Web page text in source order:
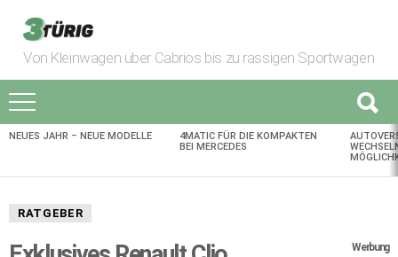
Von Kleinwagen über Cabrios bis zu rassigen Sportwagen
AKTUELLES
NEUES JAHR – NEUE MODELLE
4MATIC FÜR DIE KOMPAKTEN
BEI MERCEDES
RATGEBER
Werbung